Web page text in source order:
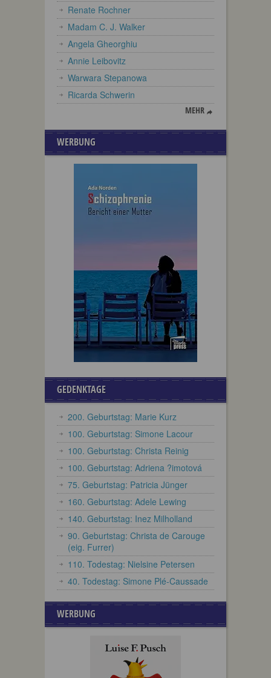
Renate Rochner
Madam C. J. Walker
Angela Gheorghiu
Annie Leibovitz
Warwara Stepanowa
Ricarda Schwerin
MEHR
WERBUNG
GEDENKTAGE
200. Geburtstag: Marie Kurz
100. Geburtstag: Simone Lacour
100. Geburtstag: Christa Reinig
100. Geburtstag: Adriena ?imotová
75. Geburtstag: Patricia Jünger
160. Geburtstag: Adele Lewing
140. Geburtstag: Inez Milholland
90. Geburtstag: Christa de Carouge
(eig. Furrer)
110. Todestag: Nielsine Petersen
40. Todestag: Simone Plé-Caussade
WERBUNG